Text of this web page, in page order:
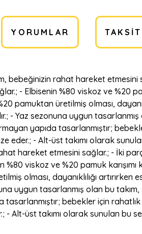
YORUMLAR
bebeğinizin rahat hareket
- Elbisenin %80 viskoz ve %20
pamuktan üretilmiş olması,
- Yaz sezonuna uygun tasarlanmış
yapıda tasarlanmıştır;
eder.; - Alt-üst takımı olarak
hareket etmesini sağlar.; - İki
viskoz ve %20 pamuk
olması, dayanıklılığı
uygun tasarlanmış olan bu takım,
tasarlanmıştır; bebekler için
Alt-üst takımı olarak sunulan bu